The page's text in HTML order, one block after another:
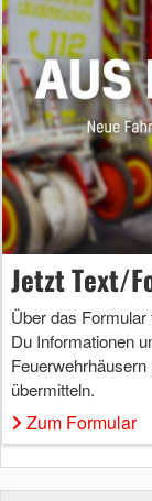
Jetzt Text/
Über das Formular
Du Informationen
Feuerwehrhäusern
übermitteln.
Zum Formular